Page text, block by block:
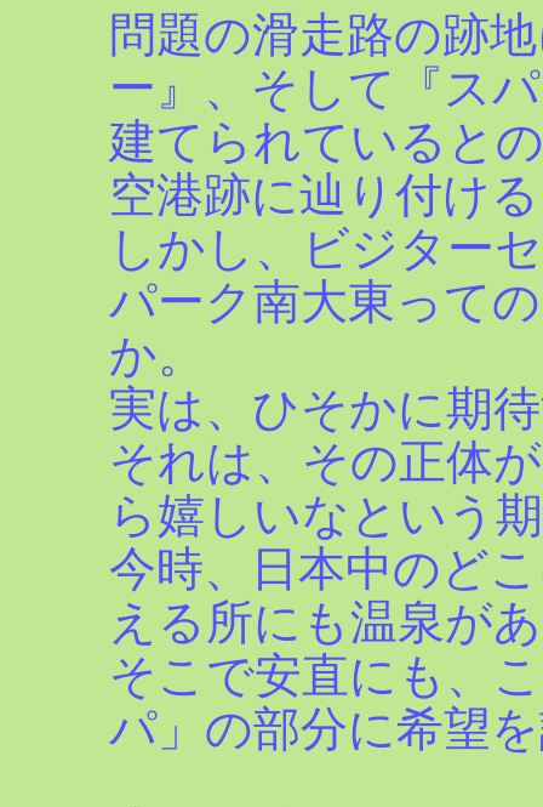
問題の滑走路の跡
ー』、そして『ス
建てられていると
空港跡に辿り付け
しかし、ビジター
パーク南大東って
か。
実は、ひそかに期
それは、その正体
ら嬉しいなという
今時、日本中のど
える所にも温泉が
そこで安直にも、
パ」の部分に希望